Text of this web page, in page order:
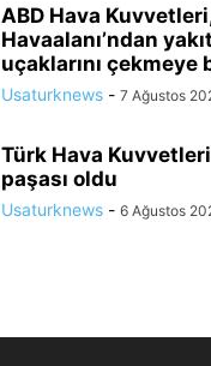
ABD Hava
Havaalanı’ndan
uçaklarını çekmeye
Usaturknews - 7 Ağustos
Türk Hava
paşası oldu
Usaturknews - 6 Ağustos